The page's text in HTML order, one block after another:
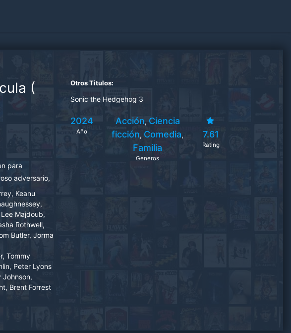
(
para
adversario,
poderes
el Equipo
con
y proteger
Keanu
Majdoub,
Rothwell,
Butler, Jorma
Tommy
Peter Lyons
Johnson,
Brent Forrest
Otros Titulos:
Sonic the Hedgehog 3
2024
Año
Acción, Ciencia
ficción, Comedia,
Familia
Generos
7.61
Rating